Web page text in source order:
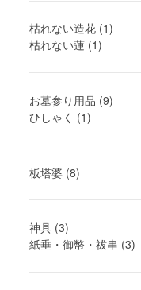
枯れない造花 (1)
枯れない蓮 (1)
お墓参り用品 (9)
ひしゃく (1)
板塔婆 (8)
神具 (3)
紙垂・御幣・祓串 (3)